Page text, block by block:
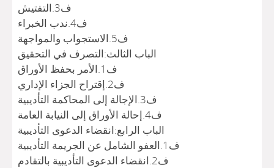
ف3.التفتيش
ف4.ندب الخبراء
ف5.الاستجواب والمواجهة
الباب الثالث:التصرف في التحقيق
ف1.الأمر بحفظ الأوراق
ف2.إقتراح الجزاء الإداري
ف3.الإجالة إلى المحاكمة التأديبية
ف4.إحالة الأوراق إلى النيابة العامة
الباب الرابع:انقضاء الدعوى التأديبية
ف1.العفو الشامل عن الجريمة التأديبية
ف2.انقضاء الدعوى التأديبية بالتقادم